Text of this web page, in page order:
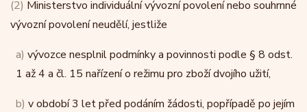
(2) Ministerstvo individuální vývozní povolení nebo souhrnné
vývozní povolení neudělí, jestliže
a) vývozce nesplnil podmínky a povinnosti podle § 8 odst.
1 až 4 a čl. 15 nařízení o režimu pro zboží dvojího užití,
b) v období 3 let před podáním žádosti, popřípadě po jejím